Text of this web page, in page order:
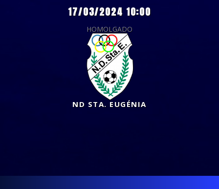
17/03/2024 10:00
HOMOLGADO
ND STA. EUGÉNIA